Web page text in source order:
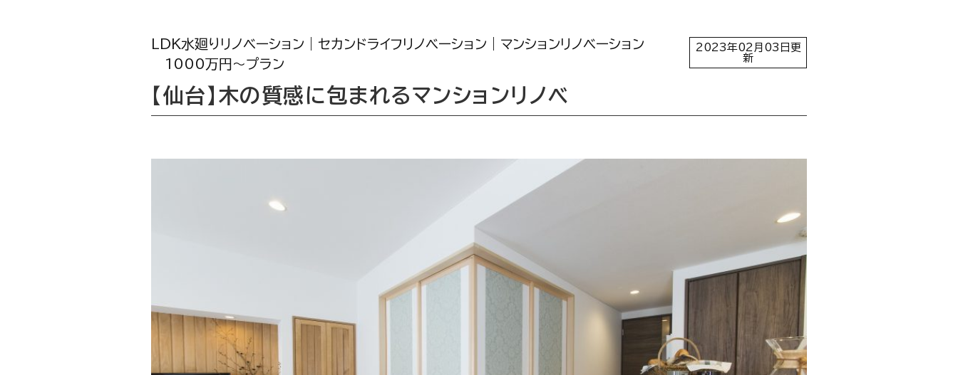
LDK水廻りリノベーション セカンドライフリノベーション
マンションリノベーション
1000万円〜プラン
2023年02月03日更
新
【仙台】木の質感に包まれるマンションリノベ